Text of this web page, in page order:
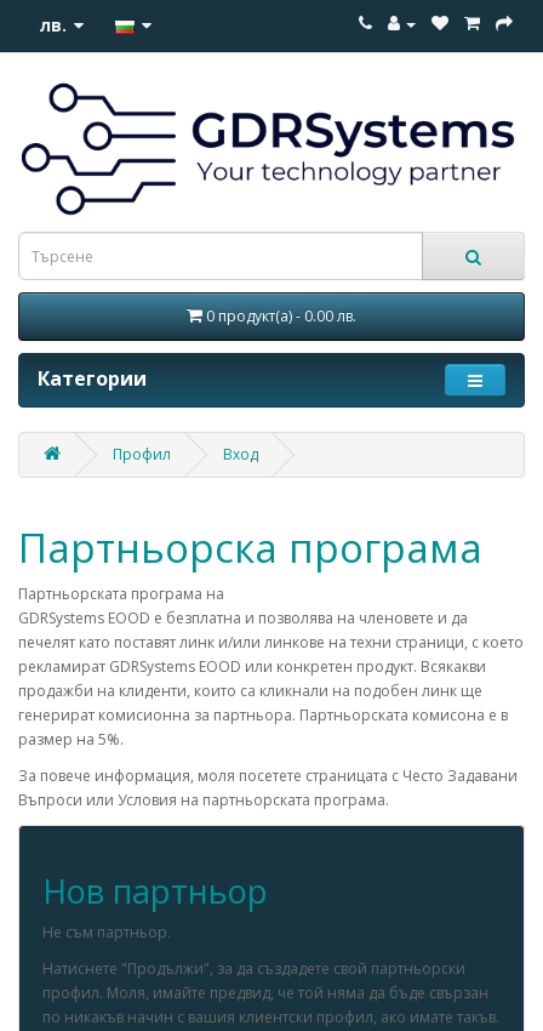
лв.
0 продукт(а) - 0.00 лв.
Категории
Профил Вход
Партньорска програма
Партньорската програма на
GDRSystems EOOD е безплатна и позволява на членовете и да
печелят като поставят линк и/или линкове на техни страници, с което
рекламират GDRSystems EOOD или конкретен продукт. Всякакви
продажби на клиденти, които са кликнали на подобен линк ще
генерират комисионна за партньора. Партньорската комисона е в
размер на 5%.
За повече информация, моля посетете страницата с Често Задавани
Въпроси или Условия на партньорската програма.
Нов партньор
Не съм партньор.
Натиснете "Продължи", за да създадете свой партньорски
профил. Моля, имайте предвид, че той няма да бъде свързан
по никакъв начин с вашия клиентски профил, ако имате такъв.